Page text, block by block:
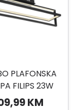
PLAFONSKA
FILIPS 23W
KM